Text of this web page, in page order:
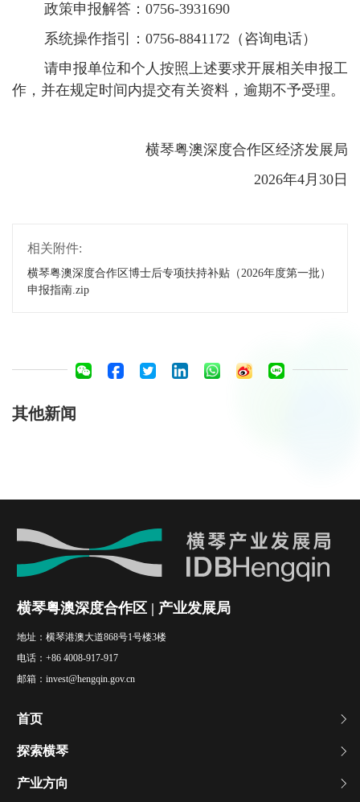
政策申报解答：0756-3931690
系统操作指引：0756-8841172（咨询电话）
请申报单位和个人按照上述要求开展相关申报工
作，并在规定时间内提交有关资料，逾期不予受理。
横琴粤澳深度合作区经济发展局
2026年4月30日
相关附件:
横琴粤澳深度合作区博士后专项扶持补贴（2026年度第一批）
申报指南.zip
其他新闻
横琴粤澳深度合作区 | 产业发展局
地址： 横琴港澳大道868号1号楼3楼
电话： +86 4008-917-917
邮箱： invest@hengqin.gov.cn
首页
探索横琴
产业方向